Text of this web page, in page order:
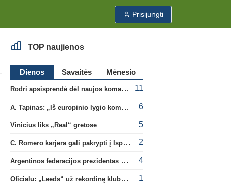
Prisijungti
TOP naujienos
Dienos Savaitės
Mėnesio
Rodri apsisprendė dėl naujos komandos
11
A. Tapinas: „Iš europinio lygio komandos gavom gerų pamokų“ 6
Vinicius liks „Real“ gretose 5
C. Romero karjera gali pakrypti į Ispaniją 2
Argentinos federacijos prezidentas C. Tapia negailėjo pagyrų G. Infantino 4
Oficialu: „Leeds“ už rekordinę klubui sumą įsigijo Anglijos rinktinės vartininką 1